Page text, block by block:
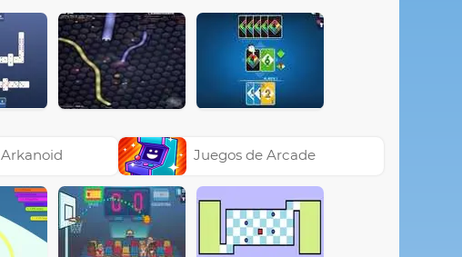
Juegos de Arcade